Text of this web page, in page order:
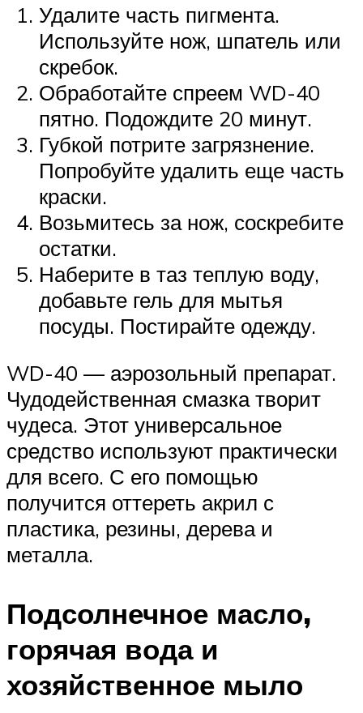
Удалите часть пигмента.
Используйте нож, шпатель или
скребок.
Обработайте спреем WD-40
пятно. Подождите 20 минут.
Губкой потрите загрязнение.
Попробуйте удалить еще часть
краски.
Возьмитесь за нож, соскребите
остатки.
Наберите в таз теплую воду,
добавьте гель для мытья
посуды. Постирайте одежду.
WD-40 — аэрозольный препарат.
Чудодейственная смазка творит
чудеса. Этот универсальное
средство используют практически
для всего. С его помощью
получится оттереть акрил с
пластика, резины, дерева и
металла.
Подсолнечное масло,
горячая вода и
хозяйственное мыло